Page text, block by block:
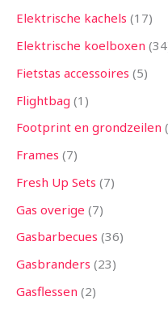
Elektrische kachels 17
Elektrische koelboxen 34
Fietstas accessoires 5
Flightbag 1
Footprint en grondzeilen
Frames 7
Fresh Up Sets 7
Gas overige 7
Gasbarbecues 36
Gasbranders 23
Gasflessen 2